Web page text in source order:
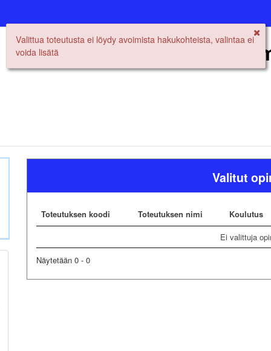
Avoimen yliopiston
Valitut
Toteutuksen koodi Toteutuksen nimi Koulutus
Ei valittuja
Näytetään 0 - 0
Valittua toteutusta ei löydy avoimista hakukohteista, valintaa ei
voida lisätä